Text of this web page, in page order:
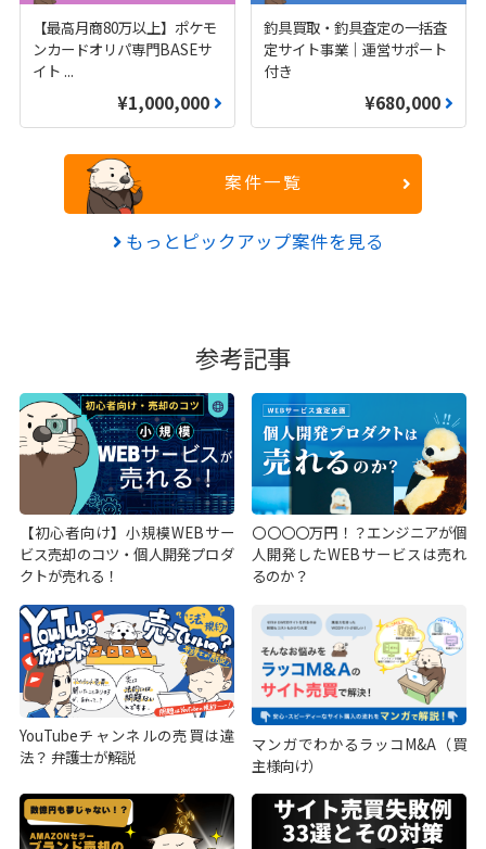
【最高月商80万以上】ポケモ
ンカードオリパ専門BASEサ
イト ...
¥1,000,000
釣具買取・釣具査定の一括査
定サイト事業｜運営サポート
付き
¥680,000
案件一覧
もっとピックアップ案件を見る
参考記事
【初心者向け】小規模WEBサー
ビス売却のコツ・個人開発プロダ
クトが売れる！
〇〇〇〇万円！？エンジニアが個
人開発したWEBサービスは売れ
るのか？
YouTubeチャンネルの売買は違
法？ 弁護士が解説
マンガでわかるラッコM&A（買
主様向け）